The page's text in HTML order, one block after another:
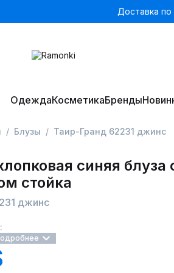
Доставка
ОдеждаКосметикаБренды
Блузы Таир-Гранд 62231 джинс
синяя блуза
стойка
джинс